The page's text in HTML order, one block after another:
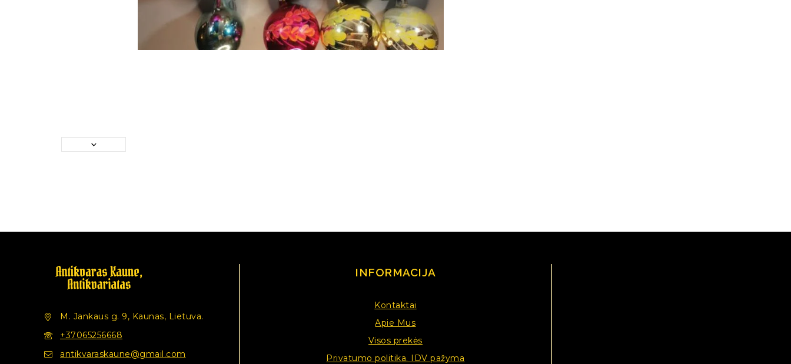
M. Jankaus g. 9, Kaunas, Lietuva.
+37065256668
antikvaraskaune@gmail.com
INFORMACIJA
Kontaktai
Apie Mus
Visos prekės
Privatumo politika. IDV pažyma